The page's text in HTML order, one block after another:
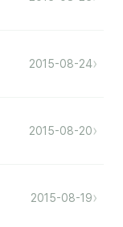
2015-08-24›
2015-08-20›
2015-08-19›